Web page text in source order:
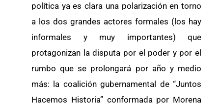
política ya es clara una polarización en torno
a los dos grandes actores formales (los hay
informales y muy importantes) que
protagonizan la disputa por el poder y por el
rumbo que se prolongará por año y medio
más: la coalición gubernamental de “Juntos
Hacemos Historia” conformada por Morena